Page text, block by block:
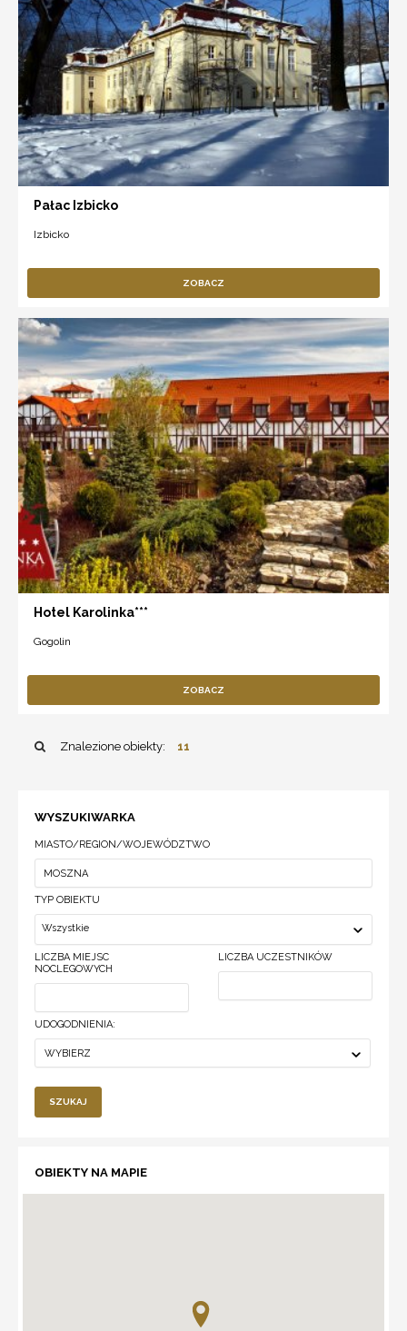
Pałac Izbicko
Izbicko
ZOBACZ
Hotel Karolinka***
Gogolin
ZOBACZ
Znalezione obiekty: 11
WYSZUKIWARKA
MIASTO/REGION/WOJEWÓDZTWO
TYP OBIEKTU
Wszystkie
LICZBA MIEJSC
NOCLEGOWYCH
LICZBA UCZESTNIKÓW
UDOGODNIENIA:
WYBIERZ
SZUKAJ
OBIEKTY NA MAPIE